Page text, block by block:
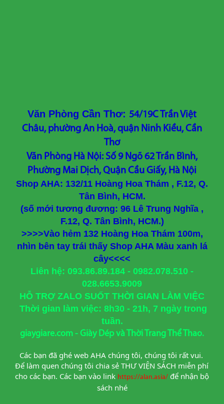
Văn Phòng Cần Thơ: 54/19C Trần Việt
Châu, phường An Hoà, quận Ninh Kiều, Cần
Thơ
Văn Phòng Hà Nội: Số 9 Ngõ 62 Trần Bình,
Phường Mai Dịch, Quận Cầu Giấy, Hà Nội
Shop AHA: 132/11 Hoàng Hoa Thám , F.12, Q.
Tân Bình, HCM.
(số mới tương đương: 96 Lê Trung Nghĩa ,
F.12, Q. Tân Bình, HCM.)
>>>>Vào hẻm 132 Hoàng Hoa Thám 100m,
nhìn bên tay trái thấy Shop AHA Màu xanh lá
cây<<<<
Liên hệ: 093.86.89.184 - 0982.078.510 -
028.6653.9009
HỖ TRỢ ZALO SUỐT THỜI GIAN LÀM VIỆC
Thời gian làm việc: 8h30 - 21h, 7 ngày trong
tuần.
giaygiare.com - Giày Dép và Thời Trang Thể Thao.
Các bạn đã ghé web AHA chúng tôi, chúng tôi rất vui.
Để làm quen chúng tôi chia sẻ THƯ VIỆN SÁCH miễn phí
cho các bạn. Các bạn vào link https://alan.asia/ để nhận bộ
sách nhé